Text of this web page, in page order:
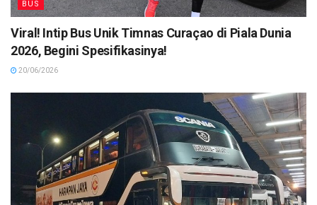
BUS
Viral! Intip Bus Unik Timnas Curaçao di Piala Dunia
2026, Begini Spesifikasinya!
20/06/2026